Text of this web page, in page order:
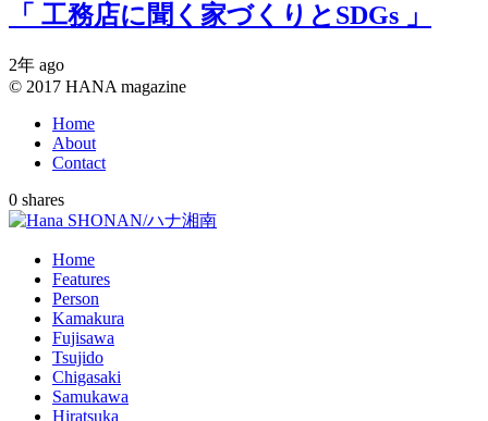
「 工務店に聞く家づくりとSDGs 」
2年 ago
© 2017 HANA magazine
Home
About
Contact
0 shares
Home
Features
Person
Kamakura
Fujisawa
Tsujido
Chigasaki
Samukawa
Hiratsuka